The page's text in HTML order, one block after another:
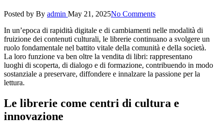
Posted by By admin May 21, 2025No Comments
In un’epoca di rapidità digitale e di cambiamenti nelle modalità di
fruizione dei contenuti culturali, le librerie continuano a svolgere un
ruolo fondamentale nel battito vitale della comunità e della società.
La loro funzione va ben oltre la vendita di libri: rappresentano
luoghi di scoperta, di dialogo e di formazione, contribuendo in modo
sostanziale a preservare, diffondere e innalzare la passione per la
lettura.
Le librerie come centri di cultura e
innovazione